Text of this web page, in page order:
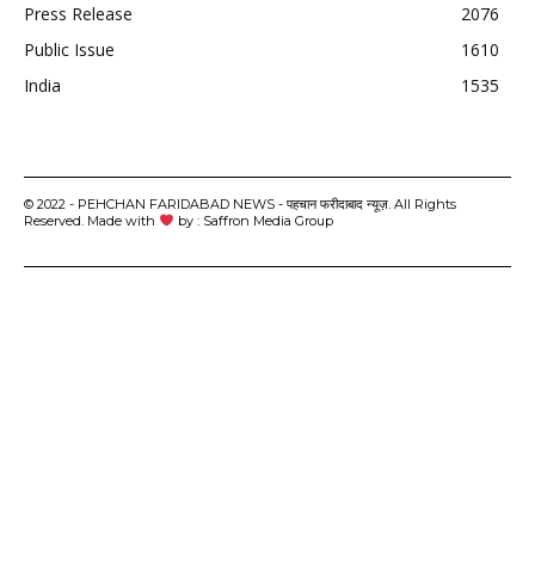
Press Release
2076
Public Issue
1610
India
1535
© 2022 - PEHCHAN FARIDABAD NEWS - पहचान फरीदाबाद न्यूज़. All Rights
Reserved. Made with
by : Saffron Media Group